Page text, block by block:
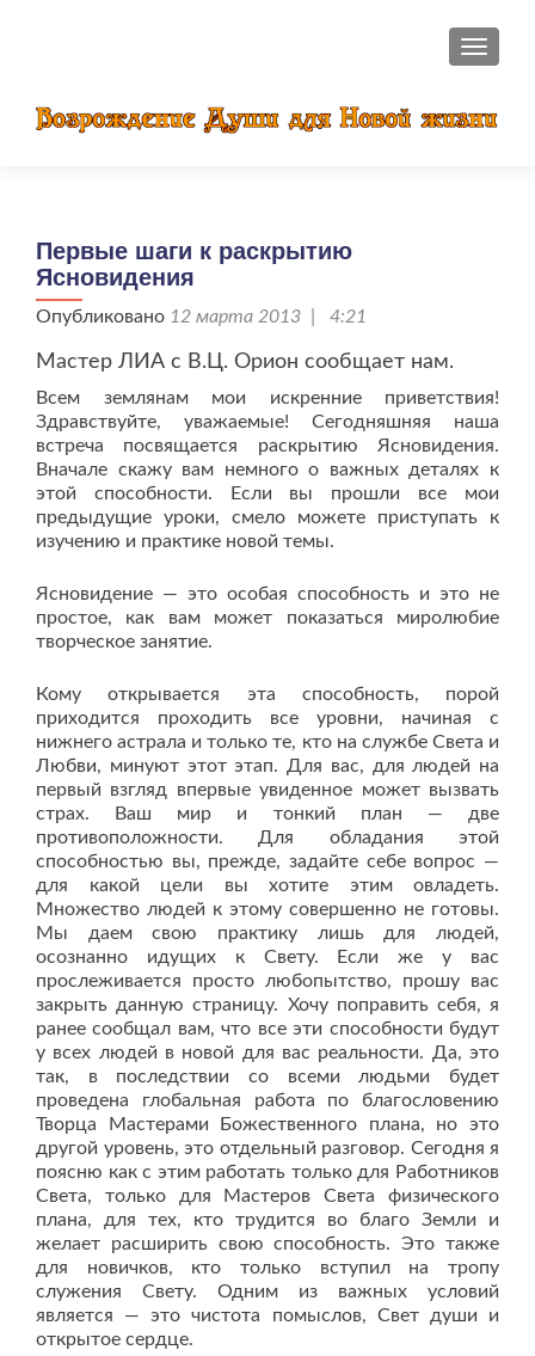
Первые шаги к раскрытию
Ясновидения
Опубликовано 12 марта 2013 | 4:21
Мастер ЛИА с В.Ц. Орион сообщает нам.
Всем землянам мои искренние приветствия!
Здравствуйте, уважаемые! Сегодняшняя наша
встреча посвящается раскрытию Ясновидения.
Вначале скажу вам немного о важных деталях к
этой способности. Если вы прошли все мои
предыдущие уроки, смело можете приступать к
изучению и практике новой темы.
Ясновидение — это особая способность и это не
простое, как вам может показаться миролюбие
творческое занятие.
Кому открывается эта способность, порой
приходится проходить все уровни, начиная с
нижнего астрала и только те, кто на службе Света и
Любви, минуют этот этап. Для вас, для людей на
первый взгляд впервые увиденное может вызвать
страх. Ваш мир и тонкий план — две
противоположности. Для обладания этой
способностью вы, прежде, задайте себе вопрос —
для какой цели вы хотите этим овладеть.
Множество людей к этому совершенно не готовы.
Мы даем свою практику лишь для людей,
осознанно идущих к Свету. Если же у вас
прослеживается просто любопытство, прошу вас
закрыть данную страницу. Хочу поправить себя, я
ранее сообщал вам, что все эти способности будут
у всех людей в новой для вас реальности. Да, это
так, в последствии со всеми людьми будет
проведена глобальная работа по благословению
Творца Мастерами Божественного плана, но это
другой уровень, это отдельный разговор. Сегодня я
поясню как с этим работать только для Работников
Света, только для Мастеров Света физического
плана, для тех, кто трудится во благо Земли и
желает расширить свою способность. Это также
для новичков, кто только вступил на тропу
служения Свету. Одним из важных условий
является — это чистота помыслов, Свет души и
открытое сердце.